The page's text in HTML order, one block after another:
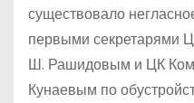
существовало
первыми секретарями
Ш. Рашидовым и ЦК
Кунаевым по